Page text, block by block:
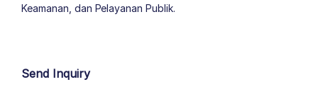
Keamanan, dan Pelayanan Publik.
Send Inquiry